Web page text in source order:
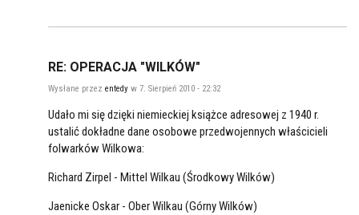
RE: OPERACJA "WILKÓW"
Wysłane przez entedy w 7. Sierpień 2010 - 22:32
Udało mi się dzięki niemieckiej książce adresowej z 1940 r.
ustalić dokładne dane osobowe przedwojennych właścicieli
folwarków Wilkowa:
Richard Zirpel - Mittel Wilkau (Środkowy Wilków)
Jaenicke Oskar - Ober Wilkau (Górny Wilków)